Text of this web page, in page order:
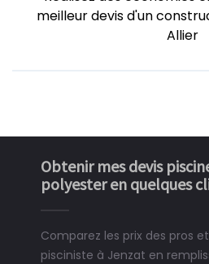
meilleur devis d'un
Allier
Obtenir mes devis
polyester en quelques
Comparez les prix des pros
pisciniste à Jenzat en